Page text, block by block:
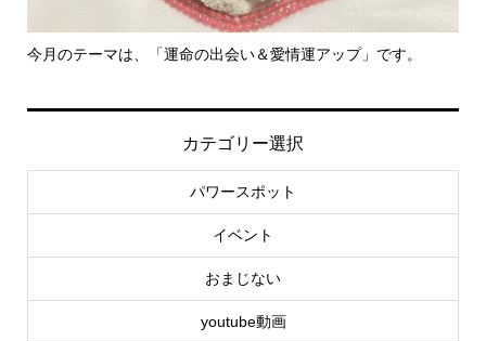
テーマは、「運命の出会い＆愛情運アップ」です。 里親さん募
カテゴリー選択
パワースポット
イベント
おまじない
youtube動画